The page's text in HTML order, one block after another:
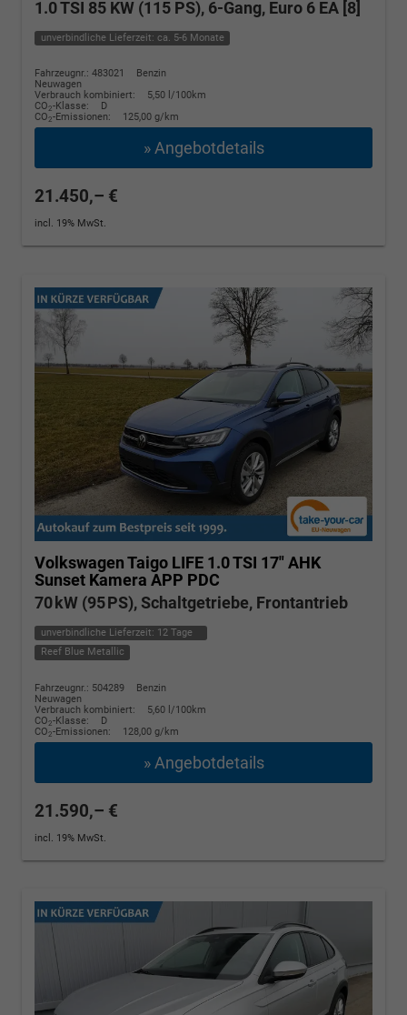
1.0 TSI 85 KW (115 PS), 6-Gang, Euro 6 EA [8]
unverbindliche Lieferzeit: ca. 5-6 Monate
Fahrzeugnr.: 483021
Benzin
Neuwagen
Verbrauch kombiniert:
5,50 l/100km
CO2-Klasse:
D
CO2-Emissionen: 125,00 g/km
» Angebotdetails
21.450,– €
incl. 19% MwSt.
Volkswagen Taigo LIFE 1.0 TSI 17" AHK
Sunset Kamera APP PDC
70 kW (95 PS), Schaltgetriebe, Frontantrieb
unverbindliche Lieferzeit: 12 Tage
Reef Blue Metallic
Fahrzeugnr.: 504289
Benzin
Neuwagen
Verbrauch kombiniert:
5,60 l/100km
CO2-Klasse:
D
CO2-Emissionen: 128,00 g/km
» Angebotdetails
21.590,– €
incl. 19% MwSt.